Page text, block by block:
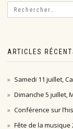
ARTICLES
Samedi 11 juillet,
Dimanche 5 juillet,
Conférence sur
Fête de la musique